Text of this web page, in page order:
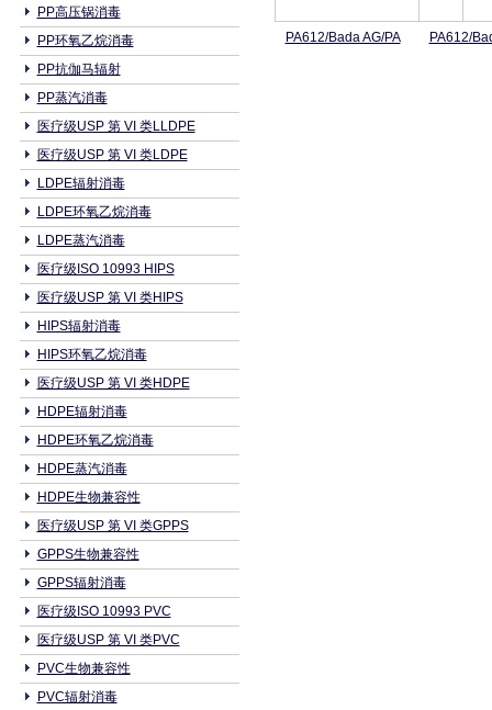
PP高压锅消毒
PP环氧乙烷消毒
PP抗伽马辐射
PP蒸汽消毒
医疗级USP 第 VI 类LLDPE
医疗级USP 第 VI 类LDPE
LDPE辐射消毒
LDPE环氧乙烷消毒
LDPE蒸汽消毒
医疗级ISO 10993 HIPS
医疗级USP 第 VI 类HIPS
HIPS辐射消毒
HIPS环氧乙烷消毒
医疗级USP 第 VI 类HDPE
HDPE辐射消毒
HDPE环氧乙烷消毒
HDPE蒸汽消毒
HDPE生物兼容性
医疗级USP 第 VI 类GPPS
GPPS生物兼容性
GPPS辐射消毒
医疗级ISO 10993 PVC
医疗级USP 第 VI 类PVC
PVC生物兼容性
PVC辐射消毒
PA612/Bada AG/PA PA612/